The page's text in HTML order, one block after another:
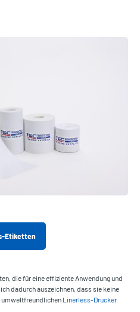
Etiketten
die für eine effiziente Anwendung und
dadurch auszeichnen, dass sie keine
umweltfreundlichen Linerless-Drucker